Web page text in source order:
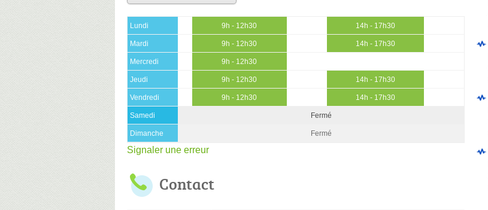
Lundi 9h - 12h30 14h - 17h30
Mardi 9h - 12h30 14h - 17h30
Mercredi 9h - 12h30
Jeudi 9h - 12h30 14h - 17h30
Vendredi 9h - 12h30 14h - 17h30
Samedi Fermé
Dimanche Fermé
Signaler une erreur
Contact